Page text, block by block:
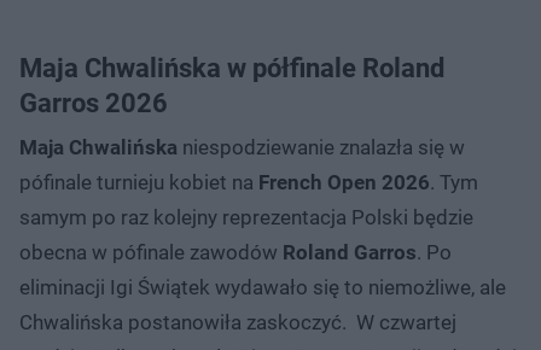
Maja Chwalińska w półfinale Roland
Garros 2026
Maja Chwalińska niespodziewanie znalazła się w
pófinale turnieju kobiet na French Open 2026. Tym
samym po raz kolejny reprezentacja Polski będzie
obecna w pófinale zawodów Roland Garros. Po
eliminacji Igi Świątek wydawało się to niemożliwe, ale
Chwalińska postanowiła zaskoczyć. W czwartej